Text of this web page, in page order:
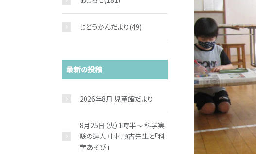
じどうかんだより(49)
最新の投稿
2026年8月 児童館だより
8月25日（火）1時半～ 科学実
験の達人 中村順吉先生と「科
学あそび」